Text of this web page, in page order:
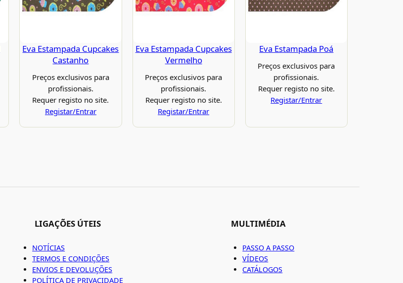
Eva Estampada Cupcakes
Castanho
Preços exclusivos para
profissionais.
Requer registo no site.
Registar/Entrar
Eva Estampada Cupcakes
Vermelho
Preços exclusivos para
profissionais.
Requer registo no site.
Registar/Entrar
Eva Estampada Poá
Preços exclusivos para
profissionais.
Requer registo no site.
Registar/Entrar
LIGAÇÕES ÚTEIS
NOTÍCIAS
TERMOS E CONDIÇÕES
ENVIOS E DEVOLUÇÕES
POLÍTICA DE PRIVACIDADE
MULTIMÉDIA
PASSO A PASSO
VÍDEOS
CATÁLOGOS